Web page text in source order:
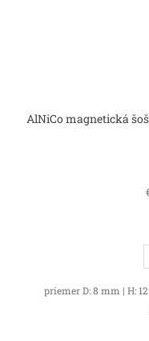
AlNiCo magnetická
priemer D: 8 mm | H: